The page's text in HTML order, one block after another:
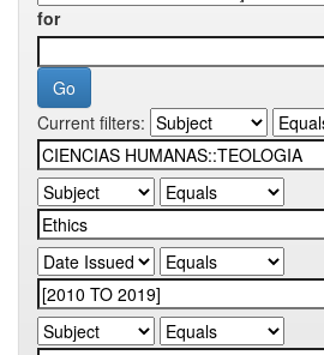
for
Current filters: